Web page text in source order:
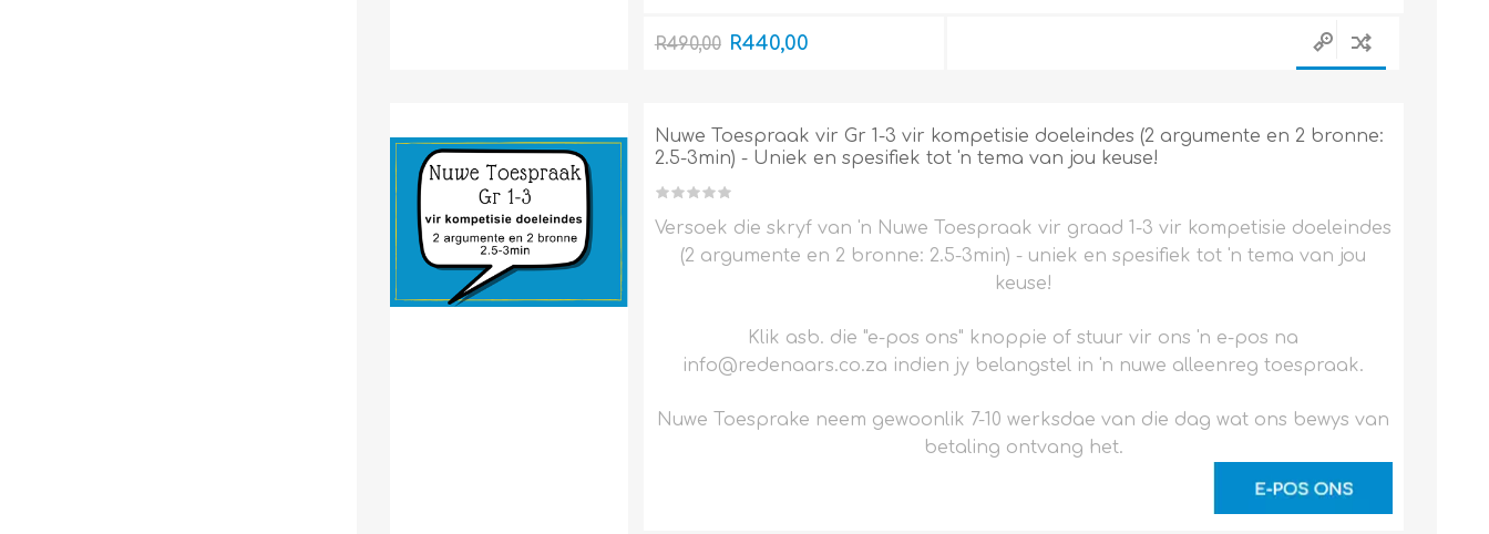
R490,00 R440,00
Nuwe Toespraak vir Gr 1-3 vir kompetisie doeleindes (2 argumente en 2 bronne:
2.5-3min) - Uniek en spesifiek tot 'n tema van jou keuse!
Versoek die skryf van 'n Nuwe Toespraak vir graad 1-3 vir kompetisie doeleindes
(2 argumente en 2 bronne: 2.5-3min) - uniek en spesifiek tot 'n tema van jou
keuse!
Klik asb. die "e-pos ons" knoppie of stuur vir ons 'n e-pos na
info@redenaars.co.za indien jy belangstel in 'n nuwe alleenreg toespraak.
Nuwe Toesprake neem gewoonlik 7-10 werksdae van die dag wat ons bewys van
betaling ontvang het.